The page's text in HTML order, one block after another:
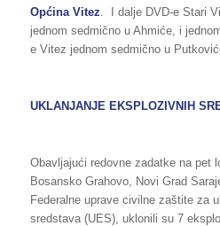
Općina Vitez . I dalje DVD-e Stari
jednom sedmično u Ahmiće, i
e Vitez jednom sedmično u
UKLANJANJE EKSPLOZIVNIH
Obavljajući redovne zadatke na pet
Bosansko Grahovo, Novi Grad
Federalne uprave civilne zaštite za
sredstava (UES), uklonili su 7